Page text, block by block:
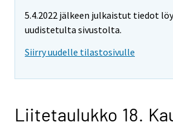
5.4.2022 jälkeen julkaistut tiedot
uudistetulta sivustolta.
Siirry uudelle tilastosivulle
Liitetaulukko 18.